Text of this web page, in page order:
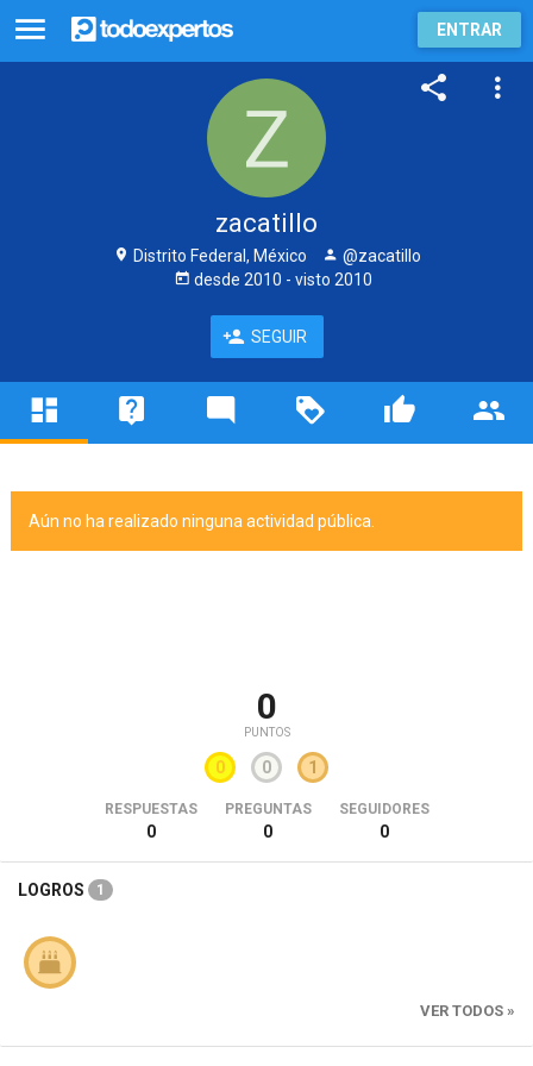
ENTRAR
zacatillo
Distrito Federal, México
@zacatillo
desde 2010 - visto 2010
SEGUIR
Aún no ha realizado ninguna actividad pública.
0
PUNTOS
0 0 1
RESPUESTAS
0
PREGUNTAS
0
SEGUIDORES
0
LOGROS 1
VER TODOS »